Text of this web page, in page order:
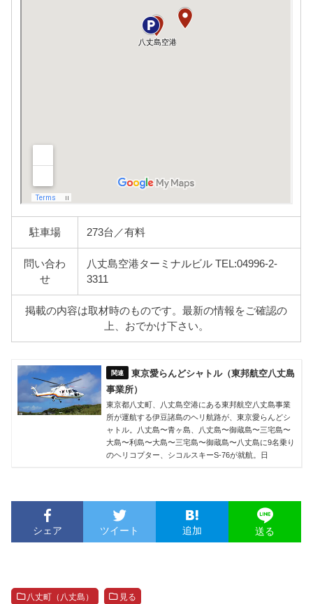
駐車場 273台／有料
問い合わ
せ
八丈島空港ターミナルビル TEL:04996-2-
3311
掲載の内容は取材時のものです。最新の情報をご確認の
上、おでかけ下さい。
東京愛らんどシャトル（東邦航空八丈島
事業所）
東京都八丈町、八丈島空港にある東邦航空八丈島事業
所が運航する伊豆諸島のヘリ航路が、東京愛らんどシ
ャトル。八丈島〜青ヶ島、八丈島〜御蔵島〜三宅島〜
大島〜利島〜大島〜三宅島〜御蔵島〜八丈島に9名乗り
のヘリコプター、シコルスキーS-76が就航。日
シェア ツイート 追加 送る
八丈町（八丈島） 見る